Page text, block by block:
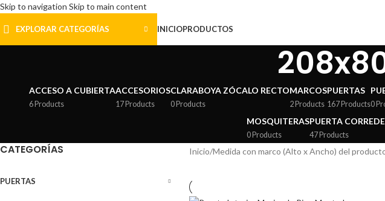
Skip to navigation Skip to main content
EXPLORAR CATEGORÍAS INICIOPRODUCTOS
ACCESO A CUBIERTA
6 Products
ACCESORIOS
17 Products
CLARABOYA ZÓCALO RECTO
0 Products
MARCOS
2 Products
PUERTAS
167 Products0
MOSQUITERAS
0 Products
PUERTA
47 Products
CATEGORÍAS
PUERTAS
Inicio/Medida con marco (Alto x Ancho) del